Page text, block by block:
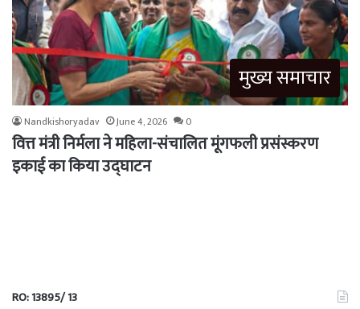
मुख्य समाचार
Nandkishoryadav June 4, 2026 0
वित्त मंत्री निर्मला ने महिला-संचालित मूंगफली प्रसंस्करण
इकाई का किया उद्घाटन
RO: 13895/ 13